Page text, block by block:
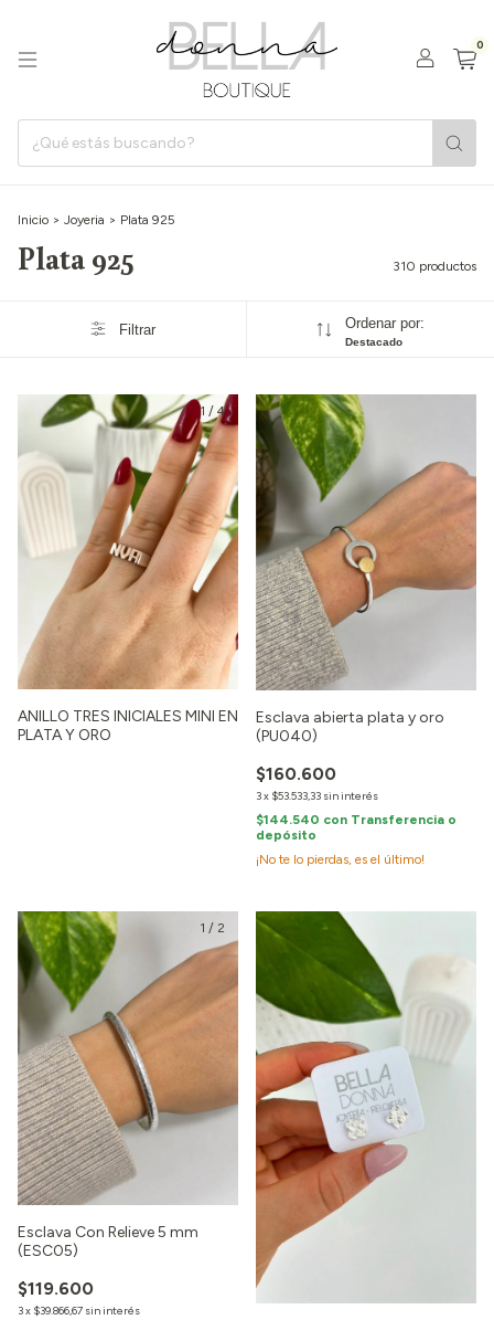
0
Inicio > Joyeria > Plata 925
Plata 925 310 productos
Filtrar Ordenar por:
Destacado
1 / 4
ANILLO TRES INICIALES MINI EN
PLATA Y ORO
Esclava abierta plata y oro
(PU040)
$160.600
3x $53.533,33 sin interés
$144.540 con Transferencia o
depósito
¡No te lo pierdas, es el último!
1 / 2
Esclava Con Relieve 5 mm
(ESC05)
$119.600
3x $39.866,67 sin interés